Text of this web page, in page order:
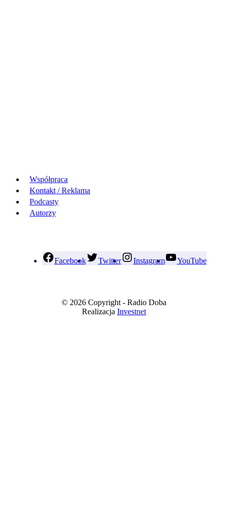
Współpraca
Kontakt / Reklama
Podcasty
Autorzy
Facebook Twitter Instagram YouTube
© 2026 Copyright - Radio Doba
Realizacja Investnet